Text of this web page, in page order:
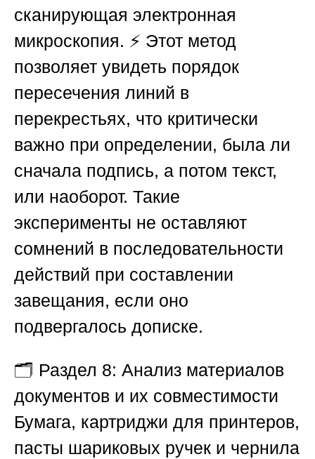
сканирующая электронная
микроскопия. ⚡ Этот метод
позволяет увидеть порядок
пересечения линий в
перекрестьях, что критически
важно при определении, была ли
сначала подпись, а потом текст,
или наоборот. Такие
эксперименты не оставляют
сомнений в последовательности
действий при составлении
завещания, если оно
подвергалось дописке.
🗂️ Раздел 8: Анализ материалов
документов и их совместимости
Бумага, картриджи для принтеров,
пасты шариковых ручек и чернила